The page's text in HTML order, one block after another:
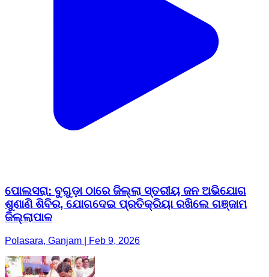
ପୋଲସରା: ବୁଗୁଡ଼ା ଠାରେ ଜିଲ୍ଲା ସ୍ତରୀୟ ଜନ ଅଭିଯୋଗ
ଶୁଣାଣି ଶିବିର, ଯୋଗଦେଇ ପ୍ରତିକ୍ରିୟା ରଖିଲେ ଗଞ୍ଜାମ
ଜିଲ୍ଲାପାଳ
Polasara, Ganjam | Feb 9, 2026